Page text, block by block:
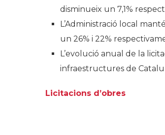
disminueix un 7,1%
L’Administració local
un 26% i 22%
L’evolució anual de la
infraestructures de
Licitacions d’obres